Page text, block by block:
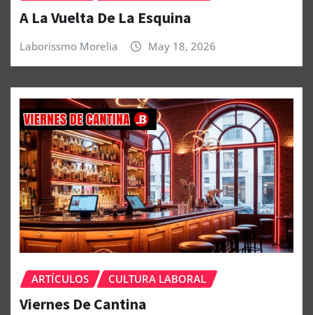
A La Vuelta De La Esquina
Laborissmo Morelia May 18, 2026
ARTÍCULOS CULTURA LABORAL
Viernes De Cantina